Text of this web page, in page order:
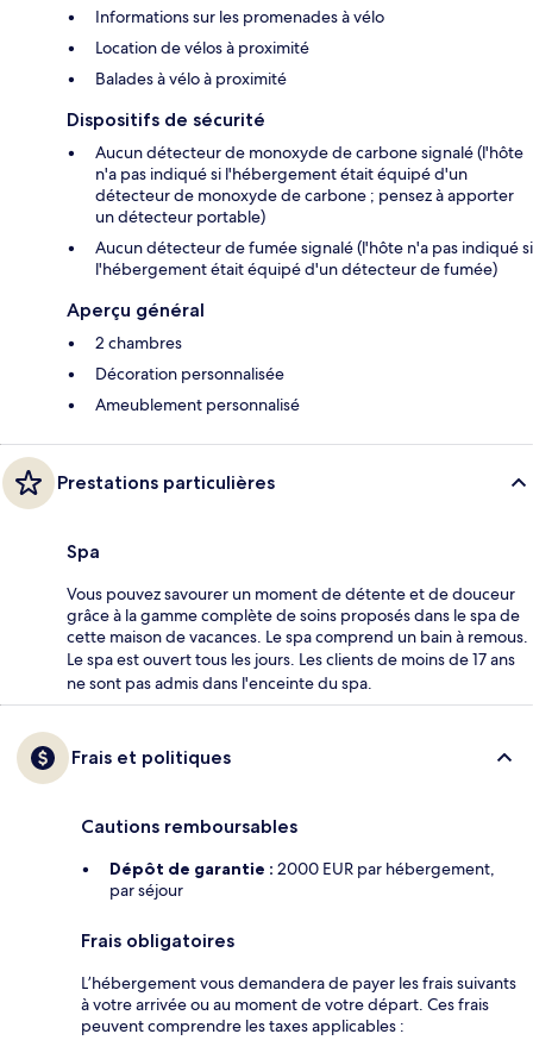
Informations sur les promenades à vélo
Location de vélos à proximité
Balades à vélo à proximité
Dispositifs de sécurité
Aucun détecteur de monoxyde de carbone signalé (l'hôte
n'a pas indiqué si l'hébergement était équipé d'un
détecteur de monoxyde de carbone ; pensez à apporter
un détecteur portable)
Aucun détecteur de fumée signalé (l'hôte n'a pas indiqué si
l'hébergement était équipé d'un détecteur de fumée)
Aperçu général
2 chambres
Décoration personnalisée
Ameublement personnalisé
Prestations particulières
Spa
Vous pouvez savourer un moment de détente et de douceur
grâce à la gamme complète de soins proposés dans le spa de
cette maison de vacances. Le spa comprend un bain à remous.
Le spa est ouvert tous les jours. Les clients de moins de 17 ans
ne sont pas admis dans l'enceinte du spa.
Frais et politiques
Cautions remboursables
Dépôt de garantie : 2000 EUR par hébergement,
par séjour
Frais obligatoires
L’hébergement vous demandera de payer les frais suivants
à votre arrivée ou au moment de votre départ. Ces frais
peuvent comprendre les taxes applicables :